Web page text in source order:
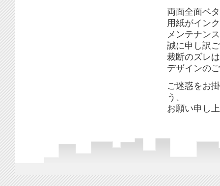
両面全面ベ
用紙がイン
メンテナン
誠に申し訳
裁断のズレ
デザインの
ご迷惑をお
う、
お願い申し